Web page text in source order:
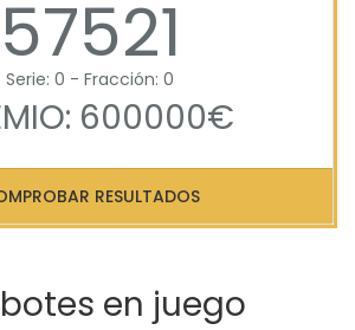
57521
Serie: 0 - Fracción: 0
600000€
RESULTADOS
en juego